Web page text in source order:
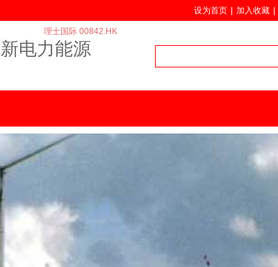
理士国际 00842.HK
电力能源
设为首页 加入收藏